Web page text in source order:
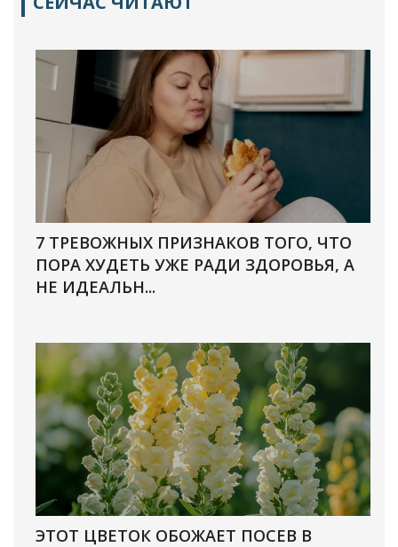
7 ТРЕВОЖНЫХ ПРИЗНАКОВ ТОГО, ЧТО
ПОРА ХУДЕТЬ УЖЕ РАДИ ЗДОРОВЬЯ, А
НЕ ИДЕАЛЬН...
ЭТОТ ЦВЕТОК ОБОЖАЕТ ПОСЕВ В